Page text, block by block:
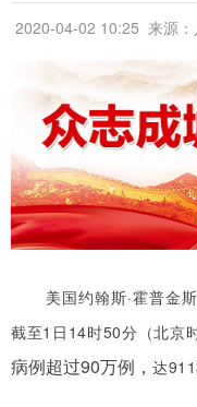
2020-04-02 10:25 来源
美国约翰斯·霍普金
截至1日14时50分（北京
病例超过90万例， 达